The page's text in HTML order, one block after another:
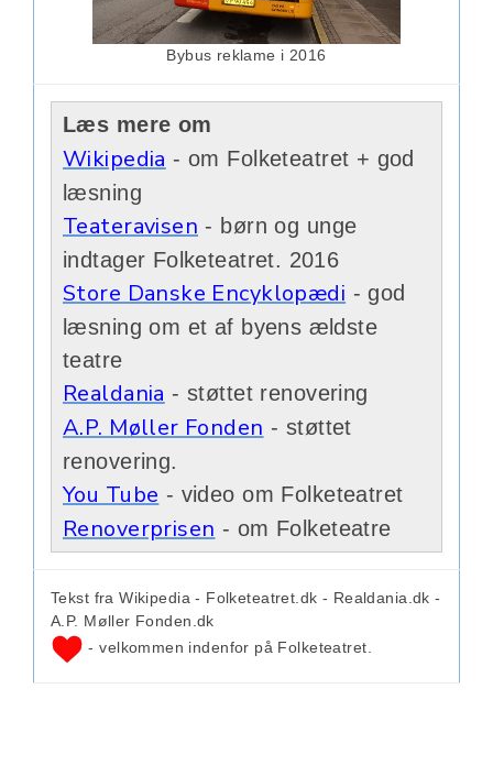
Bybus reklame i 2016
Læs mere om
Wikipedia - om Folketeatret + god
læsning
Teateravisen - børn og unge
indtager Folketeatret. 2016
Store Danske Encyklopædi - god
læsning om et af byens ældste
teatre
Realdania - støttet renovering
A.P. Møller Fonden - støttet
renovering.
You Tube - video om Folketeatret
Renoverprisen - om Folketeatre
Tekst fra Wikipedia - Folketeatret.dk - Realdania.dk -
A.P. Møller Fonden.dk
- velkommen indenfor på Folketeatret.